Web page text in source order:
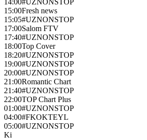
14:00#UZNONSTOP
15:00Fresh news
15:05#UZNONSTOP
17:00Salom FTV
17:40#UZNONSTOP
18:00Top Cover
18:20#UZNONSTOP
19:00#UZNONSTOP
20:00#UZNONSTOP
21:00Romantic Chart
21:40#UZNONSTOP
22:00TOP Chart Plus
01:00#UZNONSTOP
04:00#FKOKTEYL
05:00#UZNONSTOP
Ki